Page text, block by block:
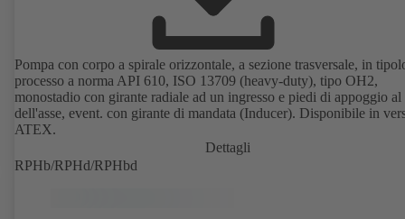
Pompa con corpo a spirale orizzontale, a sezione trasversale, in
processo a norma API 610, ISO 13709 (heavy-duty), tipo OH2,
monostadio con girante radiale ad un ingresso e piedi di appoggio al
dell'asse, event. con girante di mandata (Inducer). Disponibile in
ATEX.
Dettagli
RPHb/RPHd/RPHbd